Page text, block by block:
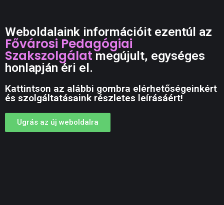
Weboldalaink információit ezentúl az
Fővárosi Pedagógiai
Szakszolgálatmegújult, egységes
honlapján éri el.
Kattintson az alábbi gombra elérhetőségeinkért
és szolgáltatásaink részletes leírásáért!
Ugrás az új weboldalra